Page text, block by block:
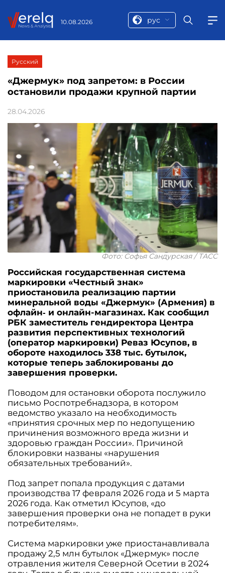
10.08.2026 рус
Русский
«Джермук» под запретом: в России
остановили продажи крупной партии
28.04.2026
Фото: Софья Сандурская / ТАСС
Российская государственная система
маркировки «Честный знак»
приостановила реализацию партии
минеральной воды «Джермук» (Армения) в
офлайн‑ и онлайн-магазинах. Как сообщил
РБК заместитель гендиректора Центра
развития перспективных технологий
(оператор маркировки) Реваз Юсупов, в
обороте находилось 338 тыс. бутылок,
которые теперь заблокированы до
завершения проверки.
Поводом для остановки оборота послужило
письмо Роспотребнадзора, в котором
ведомство указало на необходимость
«принятия срочных мер по недопущению
причинения возможного вреда жизни и
здоровью граждан России». Причиной
блокировки названы «нарушения
обязательных требований».
Под запрет попала продукция с датами
производства 17 февраля 2026 года и 5 марта
2026 года. Как отметил Юсупов, «до
завершения проверки она не попадет в руки
потребителям».
Система маркировки уже приостанавливала
продажу 2,5 млн бутылок «Джермук» после
отравления жителя Северной Осетии в 2024